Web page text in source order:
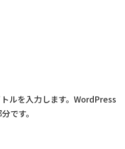
ルを入力します。WordPress
です。